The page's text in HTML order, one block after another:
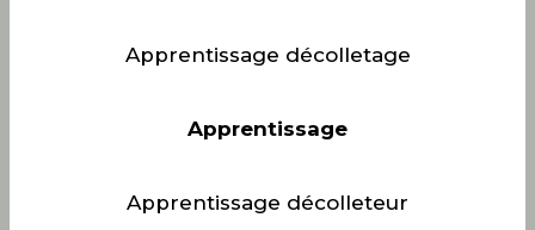
Apprentissage décolletage
Apprentissage
Apprentissage décolleteur